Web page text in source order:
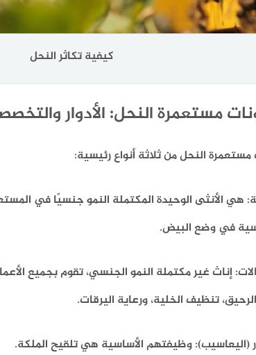
كيفية تكاثر النحل
مستعمرة النحل: الأدوار
مستعمرة النحل من ثلاثة أنواع رئيسية:
هي الأنثى الوحيدة المكتملة النمو جنسيًا في
في وضع البيض.
إناث غير مكتملة النمو الجنسي، تقوم بجميع
تنظيف الخلية، ورعاية اليرقات.
(اليعاسيب):وظيفتهم الأساسية هي تلقيح الملكة.